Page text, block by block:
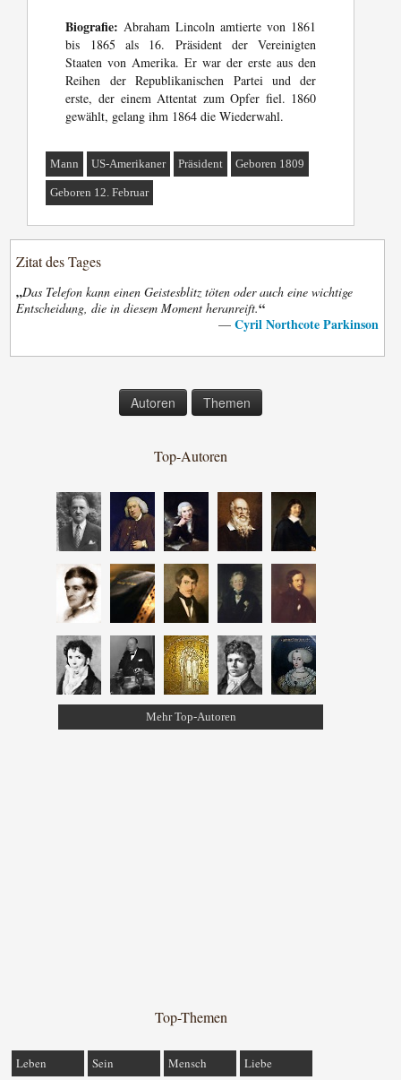
Biografie: Abraham Lincoln amtierte von 1861
bis 1865 als 16. Präsident der Vereinigten
Staaten von Amerika. Er war der erste aus den
Reihen der Republikanischen Partei und der
erste, der einem Attentat zum Opfer fiel. 1860
gewählt, gelang ihm 1864 die Wiederwahl.
Mann US-Amerikaner Präsident Geboren 1809
Geboren 12. Februar
Zitat des Tages
„Das Telefon kann einen Geistesblitz töten oder auch eine wichtige
Entscheidung, die in diesem Moment heranreift.“
— Cyril Northcote Parkinson
Autoren Themen
Top-Autoren
Mehr Top-Autoren
Top-Themen
Leben Sein Mensch Liebe